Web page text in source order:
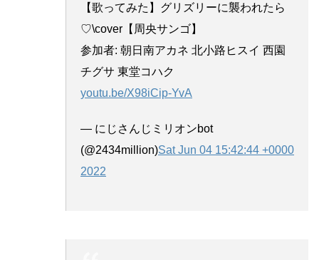
【歌ってみた】グリズリーに襲われたら
♡\cover【周央サンゴ】
参加者: 朝日南アカネ 北小路ヒスイ 西園
チグサ 東堂コハク
youtu.be/X98iCip-YvA
— にじさんじミリオンbot
(@2434million)Sat Jun 04 15:42:44 +0000
2022